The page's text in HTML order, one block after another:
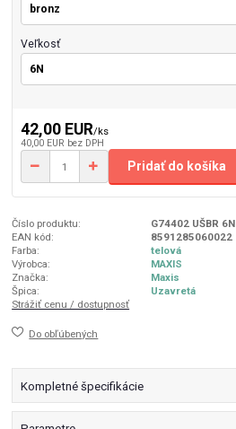
Veľkosť
42,00 EUR/ks
40,00 EUR bez DPH
Pridať do košíka
Číslo produktu:
G74402 UŠBR 6N
EAN kód:
8591285060022
Farba:
telová
Výrobca:
MAXIS
Značka:
Maxis
Špica:
Uzavretá
Strážiť cenu / dostupnosť
Do obľúbených
Kompletné špecifikácie